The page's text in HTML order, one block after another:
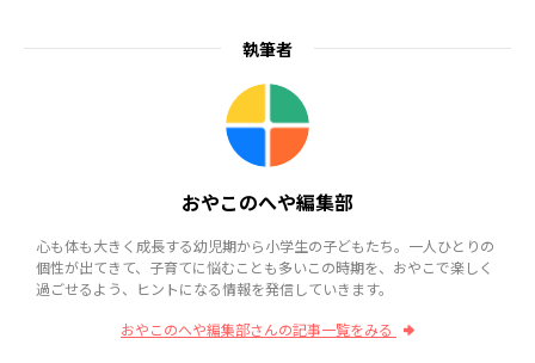
執筆者
おやこのへや編集部
心も体も大きく成長する幼児期から小学生の子どもたち。一人ひとりの
個性が出てきて、子育てに悩むことも多いこの時期を、おやこで楽しく
過ごせるよう、ヒントになる情報を発信していきます。
おやこのへや編集部さんの記事一覧をみる